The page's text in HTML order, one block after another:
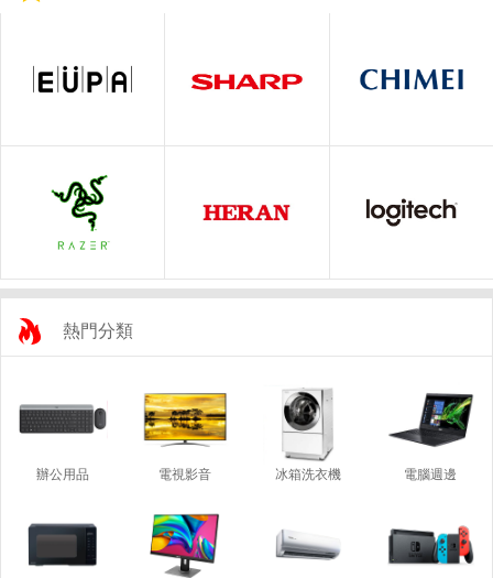
熱門分類
辦公用品 電視影音 冰箱洗衣機 電腦週邊